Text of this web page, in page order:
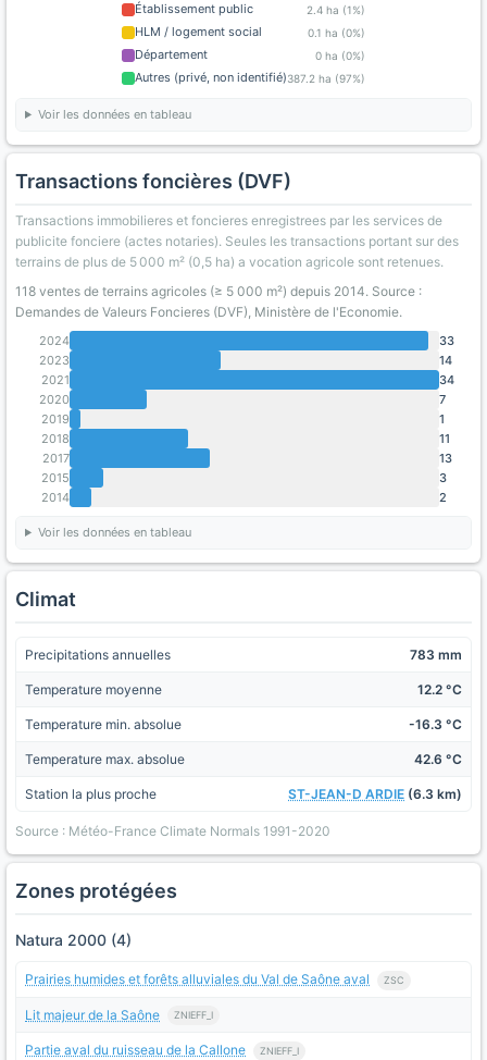
Établissement public 2.4 ha (1%)
HLM / logement social 0.1 ha (0%)
Département 0 ha (0%)
Autres (privé, non identifié)387.2 ha (97%)
Voir les données en tableau
Transactions foncières (DVF)
Transactions immobilieres et foncieres enregistrees par les services de
publicite fonciere (actes notaries). Seules les transactions portant sur des
terrains de plus de 5 000 m² (0,5 ha) a vocation agricole sont retenues.
118 ventes de terrains agricoles (≥ 5 000 m²) depuis 2014. Source :
Demandes de Valeurs Foncieres (DVF), Ministère de l'Economie.
2024
33
2023
14
2021
34
2020
7
2019
1
2018
11
2017
13
2015
3
2014
2
Voir les données en tableau
Climat
Precipitations annuelles 783 mm
Temperature moyenne 12.2 °C
Temperature min. absolue -16.3 °C
Temperature max. absolue 42.6 °C
Station la plus proche ST-JEAN-D ARDIE (6.3 km)
Source : Météo-France Climate Normals 1991-2020
Zones protégées
Natura 2000 (4)
Prairies humides et forêts alluviales du Val de Saône aval ZSC
Lit majeur de la Saône ZNIEFF_I
Partie aval du ruisseau de la Callone ZNIEFF_I